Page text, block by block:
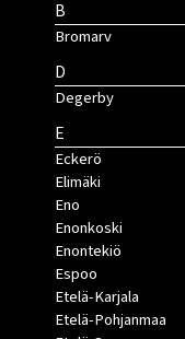
B
Bromarv
D
Degerby
E
Eckerö
Elimäki
Eno
Enonkoski
Enontekiö
Espoo
Etelä-Karjala
Etelä-Pohjanmaa